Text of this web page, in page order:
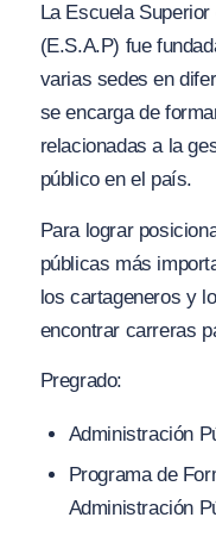
La Escuela
(E.S.A.P) fue
varias sedes en
se encarga de
relacionadas a la
público en el país.
Para lograr
públicas más
los cartageneros y
encontrar carreras
Pregrado:
Administración
Programa de
Administración